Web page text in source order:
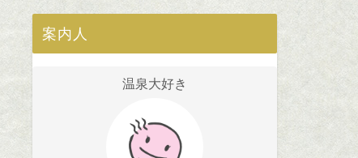
案内人
温泉大好き